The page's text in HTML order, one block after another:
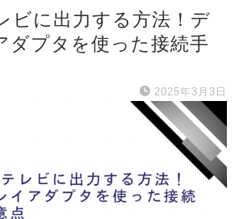
ビに出力する方法！デ
ダプタを使った接続手
2025年3月3日